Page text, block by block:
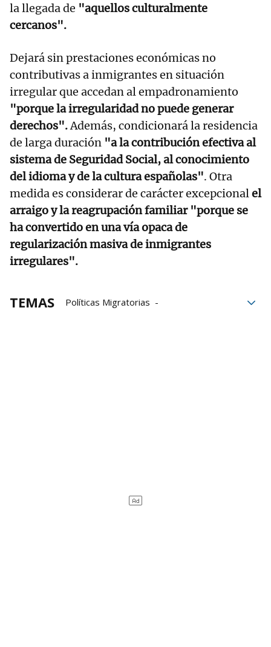
la llegada de "aquellos culturalmente
cercanos".
Dejará sin prestaciones económicas no
contributivas a inmigrantes en situación
irregular que accedan al empadronamiento
"porque la irregularidad no puede generar
derechos".Además, condicionará la residencia
de larga duración "a la contribución efectiva al
sistema de Seguridad Social, al conocimiento
del idioma y de la cultura españolas". Otra
medida es considerar de carácter excepcionalel
arraigo y la reagrupación familiar "porque se
ha convertido en una vía opaca de
regularización masiva de inmigrantes
irregulares".
TEMAS
Políticas Migratorias